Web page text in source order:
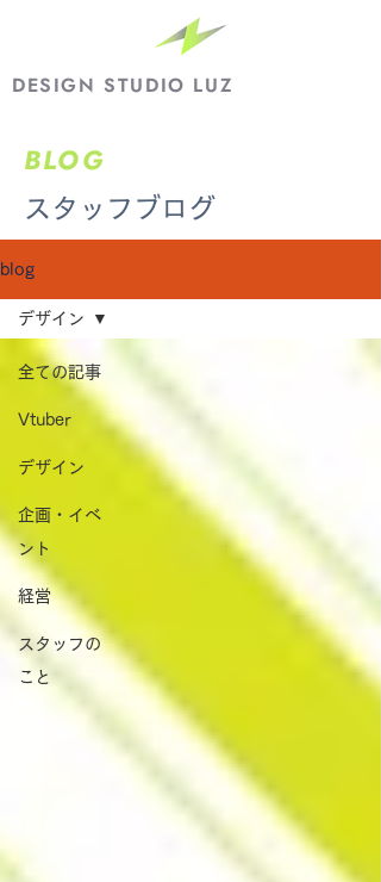
DESIGN STUDIO LUZ
BLOG
​スタッフブログ
blog
全ての記事
Vtuber
デザイン
企画・イベ
ント
経営
スタッフの
こと
デザイン